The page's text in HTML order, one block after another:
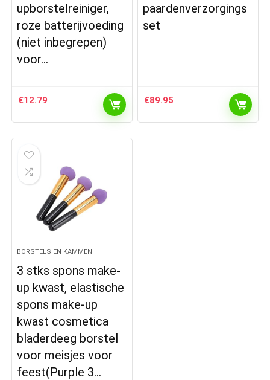
upborstelreiniger,
roze batterijvoeding
(niet inbegrepen)
voor…
€12.79
paardenverzorgings
set
€89.95
BORSTELS EN KAMMEN
3 stks spons make-
up kwast, elastische
spons make-up
kwast cosmetica
bladerdeeg borstel
voor meisjes voor
feest(Purple 3…